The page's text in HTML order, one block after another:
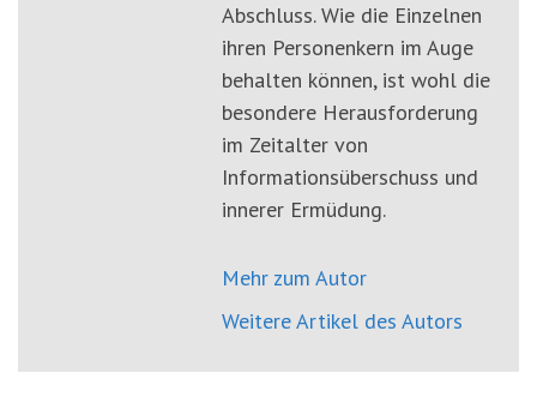
Abschluss. Wie die Einzelnen
ihren Personenkern im Auge
behalten können, ist wohl die
besondere Herausforderung
im Zeitalter von
Informationsüberschuss und
innerer Ermüdung.
Mehr zum Autor
Weitere Artikel des Autors